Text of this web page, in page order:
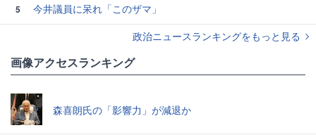
5
今井議員に呆れ「このザマ」
政治ニュースランキングをもっと見る
画像アクセスランキング
森喜朗氏の「影響力」が減退か